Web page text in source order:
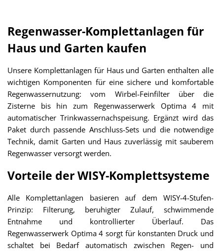
Regenwasser-Komplettanlagen für
Haus und Garten kaufen
Unsere Komplettanlagen für Haus und Garten enthalten alle
wichtigen Komponenten für eine sichere und komfortable
Regenwassernutzung: vom Wirbel-Feinfilter über die
Zisterne bis hin zum Regenwasserwerk Optima 4 mit
automatischer Trinkwassernachspeisung. Ergänzt wird das
Paket durch passende Anschluss-Sets und die notwendige
Technik, damit Garten und Haus zuverlässig mit sauberem
Regenwasser versorgt werden.
Vorteile der WISY-Komplettsysteme
Alle Komplettanlagen basieren auf dem WISY-4-Stufen-
Prinzip: Filterung, beruhigter Zulauf, schwimmende
Entnahme und kontrollierter Überlauf. Das
Regenwasserwerk Optima 4 sorgt für konstanten Druck und
schaltet bei Bedarf automatisch zwischen Regen- und